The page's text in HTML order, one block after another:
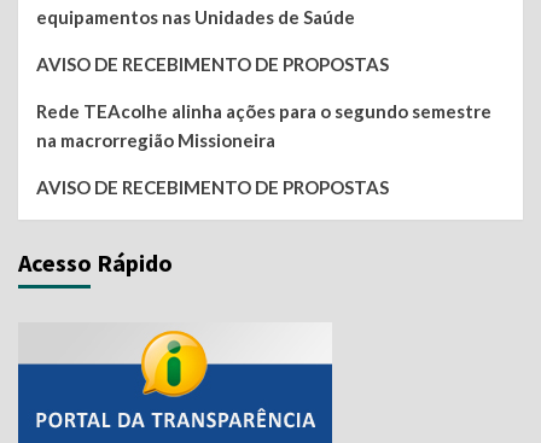
equipamentos nas Unidades de Saúde
AVISO DE RECEBIMENTO DE PROPOSTAS
Rede TEAcolhe alinha ações para o segundo semestre
na macrorregião Missioneira
AVISO DE RECEBIMENTO DE PROPOSTAS
Acesso Rápido